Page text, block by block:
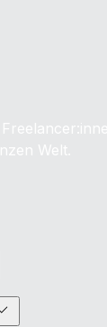
Welt.